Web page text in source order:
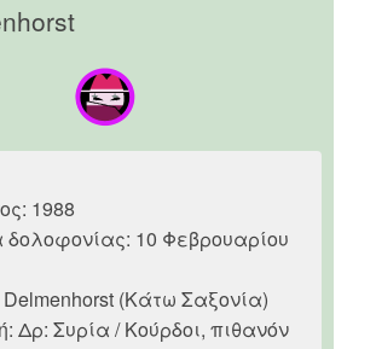
1988
10 Φεβρουαρίου
Delmenhorst (Κάτω Σαξονία)
Δρ: Συρία / Κούρδοι, πιθανόν